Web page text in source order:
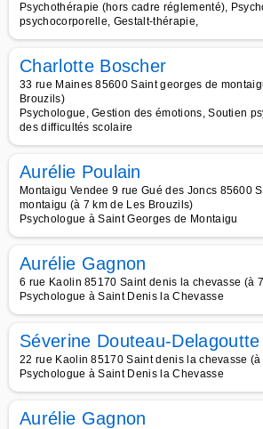
Psychothérapie (hors cadre réglementé),
psychocorporelle, Gestalt-thérapie,
Charlotte Boscher
33 rue Maines 85600 Saint georges de
Brouzils)
Psychologue, Gestion des émotions, Soutien
des difficultés scolaire
Aurélie Poulain
Montaigu Vendee 9 rue Gué des Joncs 85600
montaigu (à 7 km de Les Brouzils)
Psychologue à Saint Georges de Montaigu
Aurélie Gagnon
6 rue Kaolin 85170 Saint denis la chevasse (à
Psychologue à Saint Denis la Chevasse
Séverine Douteau-Delagoutte
22 rue Kaolin 85170 Saint denis la chevasse
Psychologue à Saint Denis la Chevasse
Aurélie Gagnon